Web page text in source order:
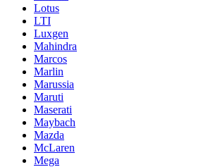
Lotus
LTI
Luxgen
Mahindra
Marcos
Marlin
Marussia
Maruti
Maserati
Maybach
Mazda
McLaren
Mega